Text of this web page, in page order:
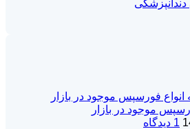
موجود در بازار
1 دیدگاه